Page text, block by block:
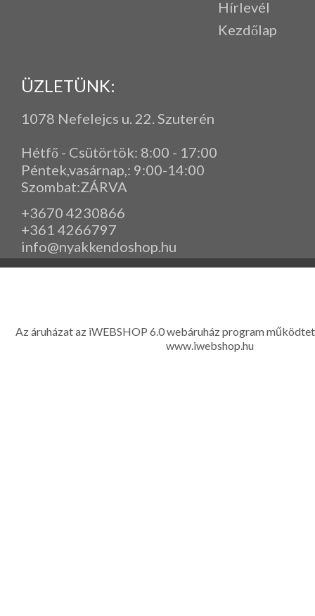
Hírlevél
Kezdőlap
ÜZLETÜNK:
1078 Nefelejcs u. 22. Szuterén
Hétfő - Csütörtök: 8:00 - 17:00
Péntek,vasárnap, : 9:00-14:00
Szombat:ZÁRVA
+3670 4230866
+361 4266797
info@nyakkendoshop.hu
Az áruházat az iWEBSHOP 6.0 webáruház program
www.iwebshop.hu